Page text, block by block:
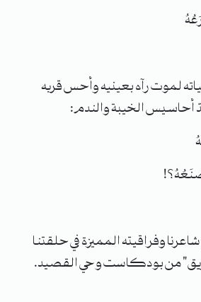
لموت رآه بعينيه وأحس قربه
أحاسيس الخيبة والندم:
وفراقيته المميزة في حلقتنا
زريق" من بودكاست وحي القصيد.